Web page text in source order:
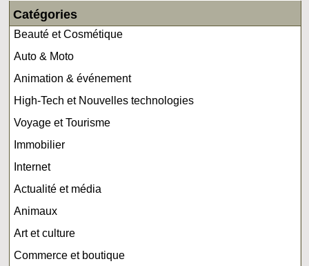
Catégories
Beauté et Cosmétique
Auto & Moto
Animation & événement
High-Tech et Nouvelles technologies
Voyage et Tourisme
Immobilier
Internet
Actualité et média
Animaux
Art et culture
Commerce et boutique